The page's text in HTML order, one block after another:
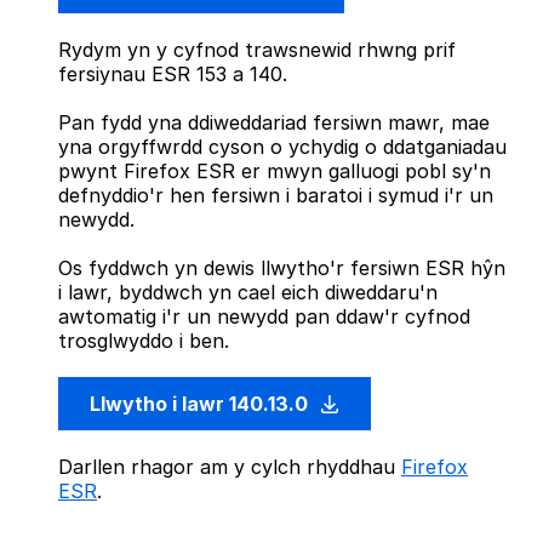
Rydym yn y cyfnod trawsnewid rhwng prif
fersiynau ESR 153 a 140.
Pan fydd yna ddiweddariad fersiwn mawr, mae
yna orgyffwrdd cyson o ychydig o ddatganiadau
pwynt Firefox ESR er mwyn galluogi pobl sy'n
defnyddio'r hen fersiwn i baratoi i symud i'r un
newydd.
Os fyddwch yn dewis llwytho'r fersiwn ESR hŷn
i lawr, byddwch yn cael eich diweddaru'n
awtomatig i'r un newydd pan ddaw'r cyfnod
trosglwyddo i ben.
Llwytho i lawr 140.13.0
Darllen rhagor am y cylch rhyddhau Firefox
ESR.